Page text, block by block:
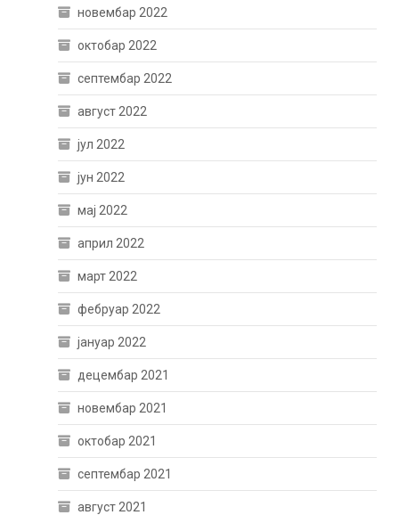
новембар 2022
октобар 2022
септембар 2022
август 2022
јул 2022
јун 2022
мај 2022
април 2022
март 2022
фебруар 2022
јануар 2022
децембар 2021
новембар 2021
октобар 2021
септембар 2021
август 2021